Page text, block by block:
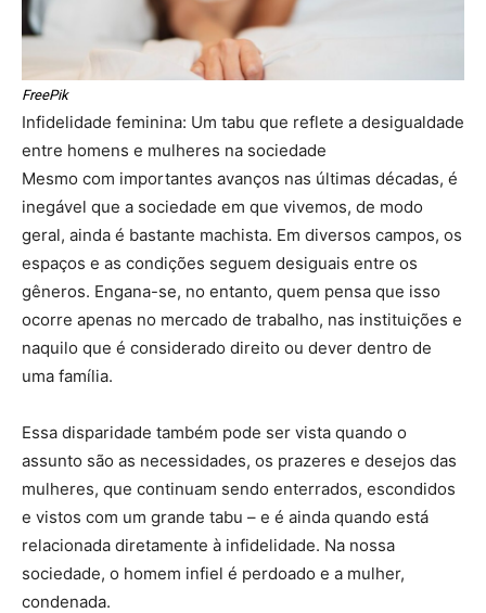
FreePik
Infidelidade feminina: Um tabu que reflete a desigualdade
entre homens e mulheres na sociedade
Mesmo com importantes avanços nas últimas décadas, é
inegável que a sociedade em que vivemos, de modo
geral, ainda é bastante machista. Em diversos campos, os
espaços e as condições seguem desiguais entre os
gêneros. Engana-se, no entanto, quem pensa que isso
ocorre apenas no mercado de trabalho, nas instituições e
naquilo que é considerado direito ou dever dentro de
uma família.
Essa disparidade também pode ser vista quando o
assunto são as necessidades, os prazeres e desejos das
mulheres, que continuam sendo enterrados, escondidos
e vistos com um grande tabu – e é ainda quando está
relacionada diretamente à infidelidade. Na nossa
sociedade, o homem infiel é perdoado e a mulher,
condenada.